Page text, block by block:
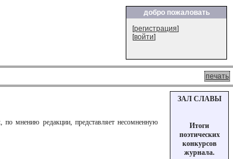
добро пожаловать
[регистрация]
[войти]
печать
по мнению редакции, представляет несомненную
ЗАЛ СЛАВЫ
Итоги
поэтических
конкурсов
журнала.